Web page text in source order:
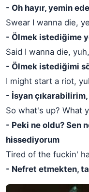
- Oh hayır, yemin
Swear I wanna die,
- Ölmek istediğime
Said I wanna die,
- Ölmek istediğimi
I might start a riot,
- İsyan
So what's up? What
- Peki ne oldu? Sen
hissediyorum
Tired of the fuckin'
- Nefret etmekten,